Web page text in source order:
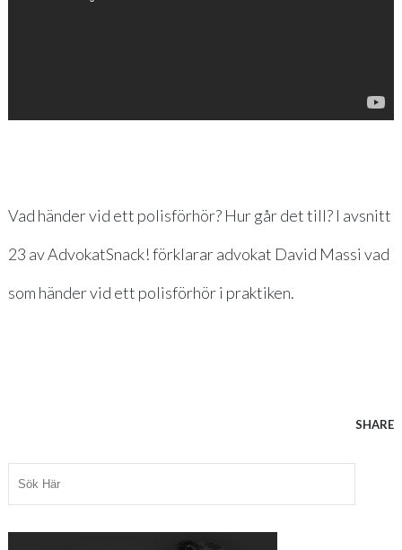
Vad händer vid ett polisförhör? Hur går det till? I avsnitt
23 av AdvokatSnack! förklarar advokat David Massi vad
som händer vid ett polisförhör i praktiken.
SHARE